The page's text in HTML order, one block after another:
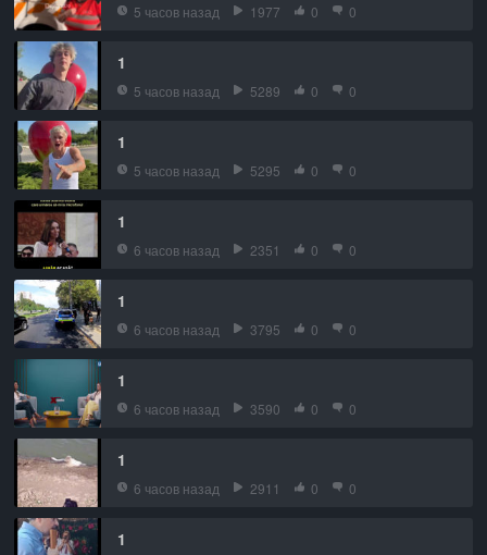
5 часов назад 1977 0 0
1
5 часов назад 5289 0 0
1
5 часов назад 5295 0 0
1
6 часов назад 2351 0 0
1
6 часов назад 3795 0 0
1
6 часов назад 3590 0 0
1
6 часов назад 2911 0 0
1